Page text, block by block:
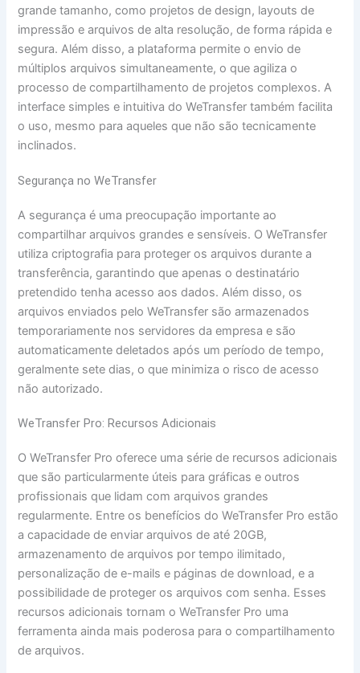
grande tamanho, como projetos de design, layouts de
impressão e arquivos de alta resolução, de forma rápida e
segura. Além disso, a plataforma permite o envio de
múltiplos arquivos simultaneamente, o que agiliza o
processo de compartilhamento de projetos complexos. A
interface simples e intuitiva do WeTransfer também facilita
o uso, mesmo para aqueles que não são tecnicamente
inclinados.
Segurança no WeTransfer
A segurança é uma preocupação importante ao
compartilhar arquivos grandes e sensíveis. O WeTransfer
utiliza criptografia para proteger os arquivos durante a
transferência, garantindo que apenas o destinatário
pretendido tenha acesso aos dados. Além disso, os
arquivos enviados pelo WeTransfer são armazenados
temporariamente nos servidores da empresa e são
automaticamente deletados após um período de tempo,
geralmente sete dias, o que minimiza o risco de acesso
não autorizado.
WeTransfer Pro: Recursos Adicionais
O WeTransfer Pro oferece uma série de recursos adicionais
que são particularmente úteis para gráficas e outros
profissionais que lidam com arquivos grandes
regularmente. Entre os benefícios do WeTransfer Pro estão
a capacidade de enviar arquivos de até 20GB,
armazenamento de arquivos por tempo ilimitado,
personalização de e-mails e páginas de download, e a
possibilidade de proteger os arquivos com senha. Esses
recursos adicionais tornam o WeTransfer Pro uma
ferramenta ainda mais poderosa para o compartilhamento
de arquivos.